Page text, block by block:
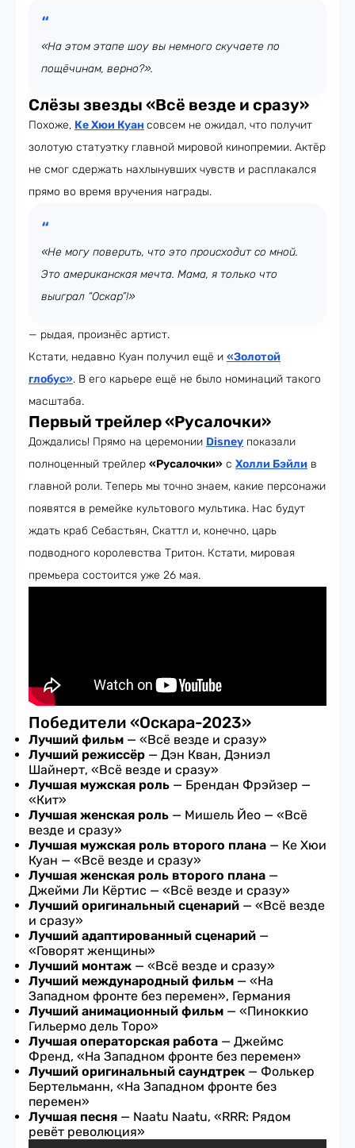
«На этом этапе шоу вы немного скучаете по
пощёчинам, верно?».
Слёзы звезды «Всё везде и сразу»
Похоже, Ке Хюи Куан совсем не ожидал, что получит
золотую статуэтку главной мировой кинопремии. Актёр
не смог сдержать нахлынувших чувств и расплакался
прямо во время вручения награды.
«Не могу поверить, что это происходит со мной.
Это американская мечта. Мама, я только что
выиграл “Оскар”!»
— рыдая, произнёс артист.
Кстати, недавно Куан получил ещё и «Золотой
глобус». В его карьере ещё не было номинаций такого
масштаба.
Первый трейлер «Русалочки»
Дождались! Прямо на церемонии Disney показали
полноценный трейлер «Русалочки» с Холли Бэйли в
главной роли. Теперь мы точно знаем, какие персонажи
появятся в ремейке культового мультика. Нас будут
ждать краб Себастьян, Скаттл и, конечно, царь
подводного королевства Тритон. Кстати, мировая
премьера состоится уже 26 мая.
Победители «Оскара-2023»
Лучший фильм — «Всё везде и сразу»
Лучший режиссёр — Дэн Кван, Дэниэл
Шайнерт, «Всё везде и сразу»
Лучшая мужская роль — Брендан Фрэйзер —
«Кит»
Лучшая женская роль — Мишель Йео — «Всё
везде и сразу»
Лучшая мужская роль второго плана — Ке Хюи
Куан — «Всё везде и сразу»
Лучшая женская роль второго плана —
Джейми Ли Кёртис — «Всё везде и сразу»
Лучший оригинальный сценарий — «Всё везде
и сразу»
Лучший адаптированный сценарий —
«Говорят женщины»
Лучший монтаж — «Всё везде и сразу»
Лучший международный фильм — «На
Западном фронте без перемен», Германия
Лучший анимационный фильм — «Пиноккио
Гильермо дель Торо»
Лучшая операторская работа — Джеймс
Френд, «На Западном фронте без перемен»
Лучший оригинальный саундтрек — Фолькер
Бертельманн, «На Западном фронте без
перемен»
Лучшая песня — Naatu Naatu, «RRR: Рядом
ревёт революция»